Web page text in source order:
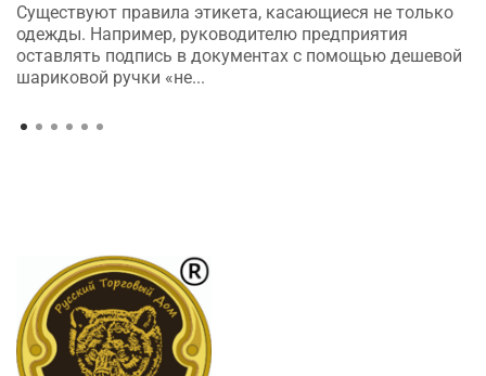
Существуют правила этикета, касающиеся не только
одежды. Например, руководителю предприятия
оставлять подпись в документах с помощью дешевой
шариковой ручки «не...